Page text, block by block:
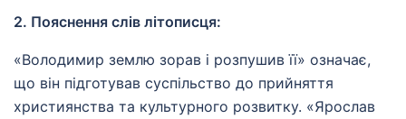
2. Пояснення слів літописця:
«Володимир землю зорав і розпушив її» означає,
що він підготував суспільство до прийняття
християнства та культурного розвитку. «Ярослав